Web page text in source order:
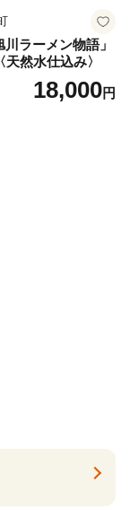
ラーメン物語」
天然水仕込み〉
18,000円